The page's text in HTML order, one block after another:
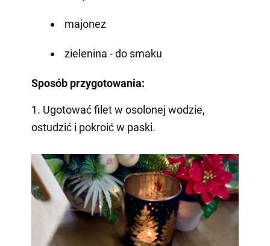
majonez
zielenina - do smaku
Sposób przygotowania:
1. Ugotować filet w osolonej wodzie,
ostudzić i pokroić w paski.